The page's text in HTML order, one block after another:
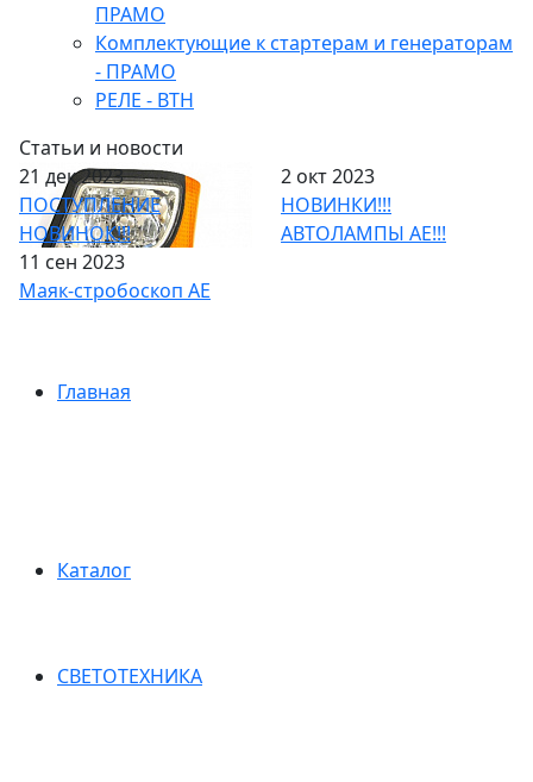
ПРАМО
Комплектующие к стартерам и генераторам
- ПРАМО
РЕЛЕ - ВТН
Статьи и новости
21 дек 2023
ПОСТУПЛЕНИЕ
НОВИНОК!!!
2 окт 2023
НОВИНКИ!!!
АВТОЛАМПЫ АЕ!!!
11 сен 2023
Маяк-стробоскоп АЕ
Главная
Каталог
СВЕТОТЕХНИКА